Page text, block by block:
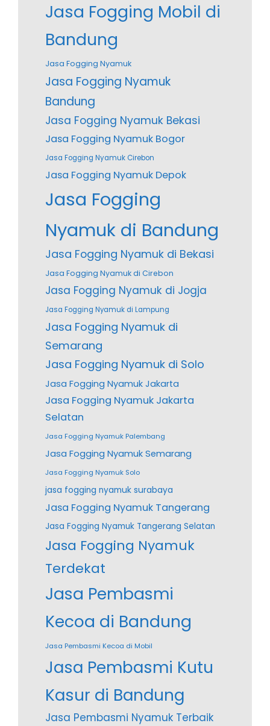
Jasa Fogging Mobil di
Bandung
Jasa Fogging Nyamuk
Jasa Fogging Nyamuk
Bandung
Jasa Fogging Nyamuk Bekasi
Jasa Fogging Nyamuk Bogor
Jasa Fogging Nyamuk Cirebon
Jasa Fogging Nyamuk Depok
Jasa Fogging
Nyamuk di Bandung
Jasa Fogging Nyamuk di Bekasi
Jasa Fogging Nyamuk di Cirebon
Jasa Fogging Nyamuk di Jogja
Jasa Fogging Nyamuk di Lampung
Jasa Fogging Nyamuk di
Semarang
Jasa Fogging Nyamuk di Solo
Jasa Fogging Nyamuk Jakarta
Jasa Fogging Nyamuk Jakarta
Selatan
Jasa Fogging Nyamuk Palembang
Jasa Fogging Nyamuk Semarang
Jasa Fogging Nyamuk Solo
jasa fogging nyamuk surabaya
Jasa Fogging Nyamuk Tangerang
Jasa Fogging Nyamuk Tangerang Selatan
Jasa Fogging Nyamuk
Terdekat
Jasa Pembasmi
Kecoa di Bandung
Jasa Pembasmi Kecoa di Mobil
Jasa Pembasmi Kutu
Kasur di Bandung
Jasa Pembasmi Nyamuk Terbaik